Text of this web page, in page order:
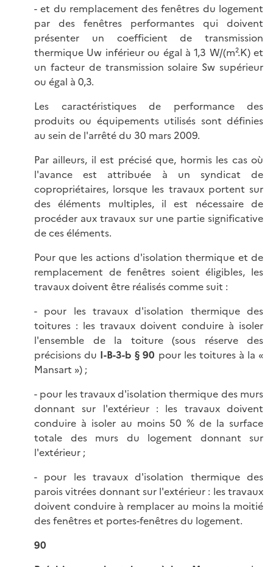
- et du remplacement des fenêtres du logement
par des fenêtres performantes qui doivent
présenter un coefficient de transmission
thermique Uw inférieur ou égal à 1,3 W/(m².K) et
un facteur de transmission solaire Sw supérieur
ou égal à 0,3.
Les caractéristiques de performance des
produits ou équipements utilisés sont définies
au sein de l'arrêté du 30 mars 2009.
Par ailleurs, il est précisé que, hormis les cas où
l'avance est attribuée à un syndicat de
copropriétaires, lorsque les travaux portent sur
des éléments multiples, il est nécessaire de
procéder aux travaux sur une partie significative
de ces éléments.
Pour que les actions d'isolation thermique et de
remplacement de fenêtres soient éligibles, les
travaux doivent être réalisés comme suit :
- pour les travaux d'isolation thermique des
toitures : les travaux doivent conduire à isoler
l'ensemble de la toiture (sous réserve des
précisions du I-B-3-b § 90 pour les toitures à la «
Mansart ») ;
- pour les travaux d'isolation thermique des murs
donnant sur l'extérieur : les travaux doivent
conduire à isoler au moins 50 % de la surface
totale des murs du logement donnant sur
l'extérieur ;
- pour les travaux d'isolation thermique des
parois vitrées donnant sur l'extérieur : les travaux
doivent conduire à remplacer au moins la moitié
des fenêtres et portes-fenêtres du logement.
90